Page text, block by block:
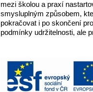
mezi školou a praxí
smysluplným způsobem,
pokračovat i po skončení
podmínky udržitelnosti, ale